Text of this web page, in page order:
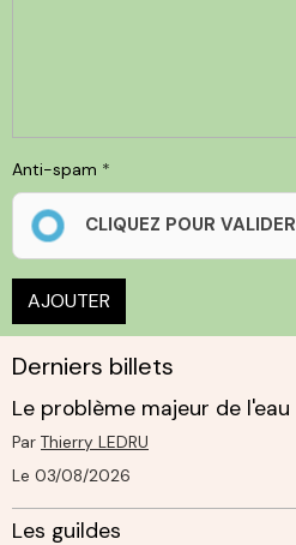
Anti-spam
CLIQUEZ POUR VALIDER
AJOUTER
Derniers billets
Le problème majeur de l'eau
Par Thierry LEDRU
Le 03/08/2026
Les guildes